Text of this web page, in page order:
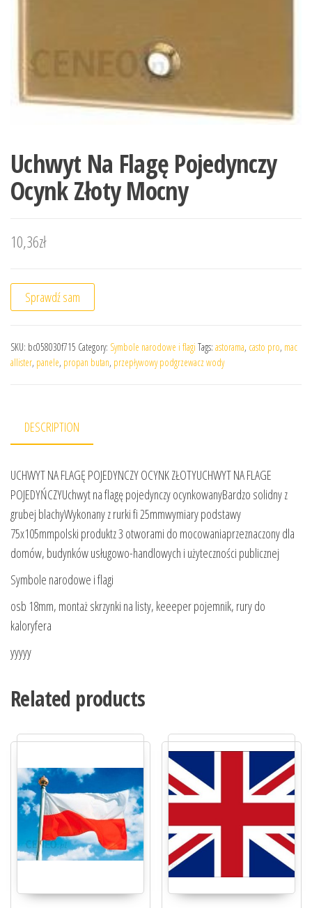
Uchwyt Na Flagę Pojedynczy
Ocynk Złoty Mocny
10,36zł
Sprawdź sam
SKU: bc058030f715 Category: Symbole narodowe i flagi Tags: astorama, casto pro, mac
allister, panele, propan butan, przepływowy podgrzewacz wody
DESCRIPTION
UCHWYT NA FLAGĘ POJEDYNCZY OCYNK ZŁOTYUCHWYT NA FLAGE
POJEDYŃCZYUchwyt na flagę pojedynczy ocynkowanyBardzo solidny z
grubej blachyWykonany z rurki fi 25mmwymiary podstawy
75x105mmpolski produktz 3 otworami do mocowaniaprzeznaczony dla
domów, budynków usługowo-handlowych i użyteczności publicznej
Symbole narodowe i flagi
osb 18mm, montaż skrzynki na listy, keeeper pojemnik, rury do
kaloryfera
yyyyy
Related products